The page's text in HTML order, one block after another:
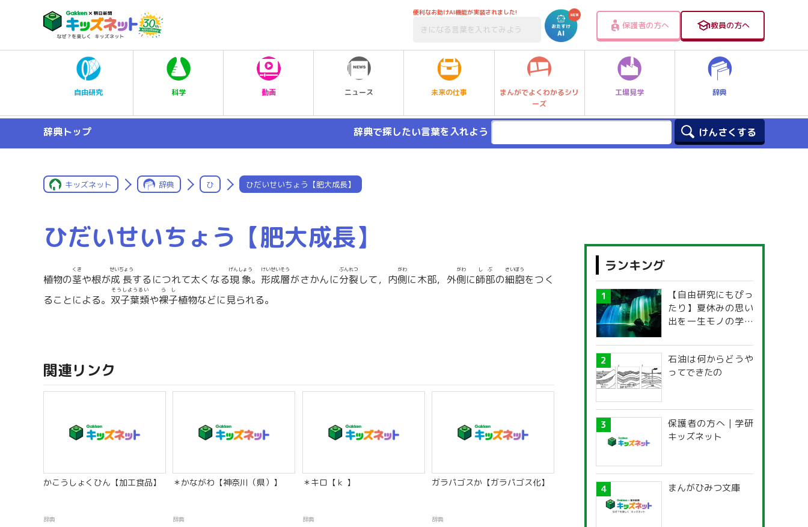
便利なお助けAI機能が実装されました!
保護者の方へ 教員の方へ
自由研究 科学 動画 ニュース 未来の仕事
まんがでよくわかるシリ
ーズ
工場見学 辞典
辞典トップ 辞典で探したい言葉を入れよう
キッズネット 辞典 ひ ひだいせいちょう【肥大成長】
ひだいせいちょう【肥大成長】
植物の茎
くき
や根が成長
せいちょう
するにつれて太くなる現象
げんしょう
。 形成層
けいせいそう
がさかんに分裂
ぶんれつ
して，内側
がわ
に木部，外側
がわ
に師部
しぶ
の細胞
さいぼう
をつく
ることによる。 双子葉類
そうしようるい
や裸子
らし
植物などに見られる。
関連リンク
かこうしょくひん【加工食品】
辞典
＊かながわ【神奈川（県）】
辞典
＊キロ【ｋ 】
辞典
ガラパゴスか【ガラパゴス化】
辞典
ランキング
【自由研究にもぴっ
たり】夏休みの思い
出を一生モノの学び
探究ガイド
石油は何からどうや
ってできたの
保護者の方へ | 学研
キッズネット
まんがひみつ文庫